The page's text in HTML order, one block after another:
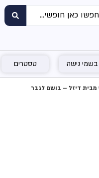
בשמי נישה טסטרים